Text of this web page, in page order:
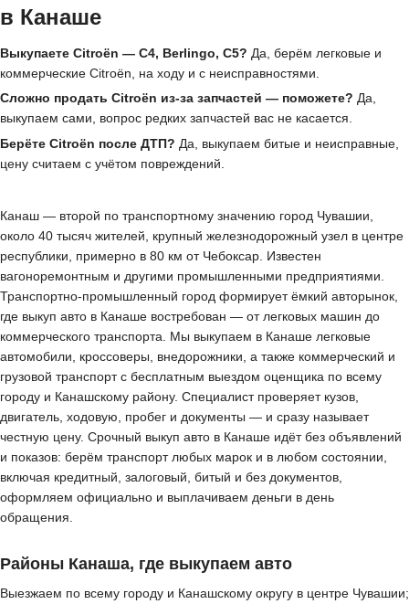
в Канаше
Выкупаете Citroën — C4, Berlingo, C5? Да, берём легковые и
коммерческие Citroën, на ходу и с неисправностями.
Сложно продать Citroën из-за запчастей — поможете? Да,
выкупаем сами, вопрос редких запчастей вас не касается.
Берёте Citroën после ДТП? Да, выкупаем битые и неисправные,
цену считаем с учётом повреждений.
Канаш — второй по транспортному значению город Чувашии,
около 40 тысяч жителей, крупный железнодорожный узел в центре
республики, примерно в 80 км от Чебоксар. Известен
вагоноремонтным и другими промышленными предприятиями.
Транспортно-промышленный город формирует ёмкий авторынок,
где выкуп авто в Канаше востребован — от легковых машин до
коммерческого транспорта. Мы выкупаем в Канаше легковые
автомобили, кроссоверы, внедорожники, а также коммерческий и
грузовой транспорт с бесплатным выездом оценщика по всему
городу и Канашскому району. Специалист проверяет кузов,
двигатель, ходовую, пробег и документы — и сразу называет
честную цену. Срочный выкуп авто в Канаше идёт без объявлений
и показов: берём транспорт любых марок и в любом состоянии,
включая кредитный, залоговый, битый и без документов,
оформляем официально и выплачиваем деньги в день
обращения.
Районы Канаша, где выкупаем авто
Выезжаем по всему городу и Канашскому округу в центре Чувашии;